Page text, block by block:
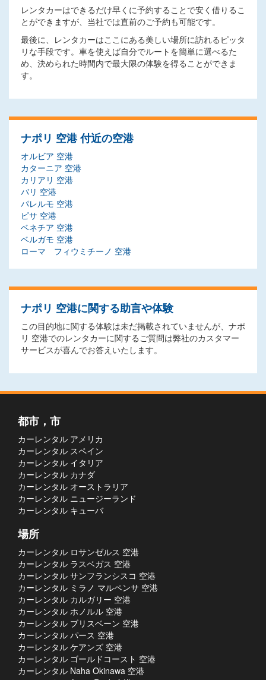
レンタカーはできるだけ早くに予約することで安く借りるこ
とができますが、当社では直前のご予約も可能です。
最後に、レンタカーはここにある美しい場所に訪れるピッタ
リな手段です。車を使えば自分でルートを簡単に選べるた
め、決められた時間内で最大限の体験を得ることができま
す。
ナポリ 空港 付近の空港
オルビア 空港
カターニア 空港
カリアリ 空港
バリ 空港
パレルモ 空港
ピサ 空港
ベネチア 空港
ベルガモ 空港
ローマ フィウミチーノ 空港
ナポリ 空港に関する助言や体験
この目的地に関する体験は未だ掲載されていませんが、ナポ
リ 空港でのレンタカーに関するご質問は弊社のカスタマー
サービスが喜んでお答えいたします。
都市，市
カーレンタル アメリカ
カーレンタル スペイン
カーレンタル イタリア
カーレンタル カナダ
カーレンタル オーストラリア
カーレンタル ニュージーランド
カーレンタル キューバ
場所
カーレンタル ロサンゼルス 空港
カーレンタル ラスベガス 空港
カーレンタル サンフランシスコ 空港
カーレンタル ミラノ マルペンサ 空港
カーレンタル カルガリー 空港
カーレンタル ホノルル 空港
カーレンタル ブリスベーン 空港
カーレンタル パース 空港
カーレンタル ケアンズ 空港
カーレンタル ゴールドコースト 空港
カーレンタル Naha Okinawa 空港